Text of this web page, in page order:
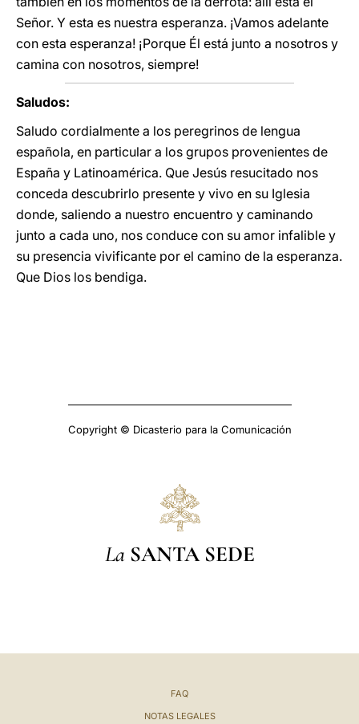
Señor. Y esta es nuestra esperanza. ¡Vamos adelante
con esta esperanza! ¡Porque Él está junto a nosotros y
camina con nosotros, siempre!
Saludos:
Saludo cordialmente a los peregrinos de lengua
española, en particular a los grupos provenientes de
España y Latinoamérica. Que Jesús resucitado nos
conceda descubrirlo presente y vivo en su Iglesia
donde, saliendo a nuestro encuentro y caminando
junto a cada uno, nos conduce con su amor infalible y
su presencia vivificante por el camino de la esperanza.
Que Dios los bendiga.
Copyright © Dicasterio para la Comunicación
La SANTA SEDE
FAQ
NOTAS LEGALES